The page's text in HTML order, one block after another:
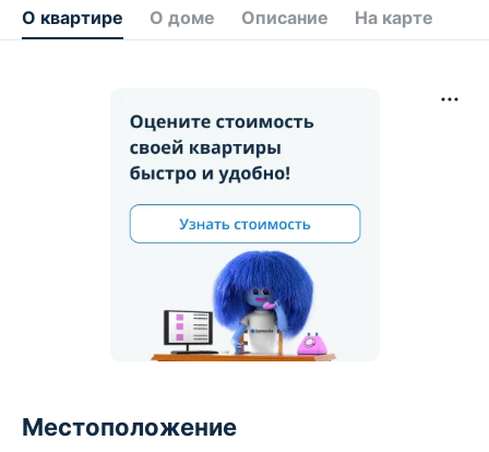
О квартире О доме Описание На карте
Местоположение